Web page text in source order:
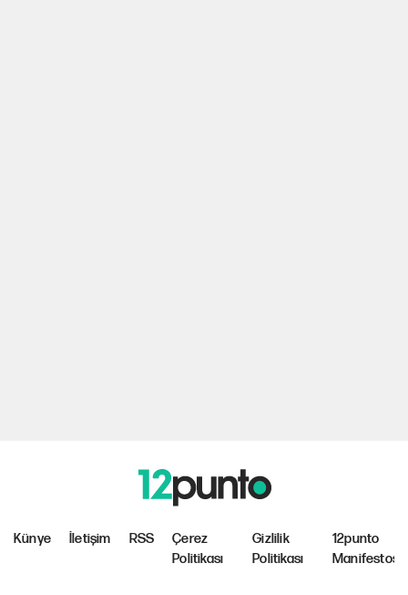
Künye İletişim RSS
Çerez
Politikası
Gizlilik
Politikası
12punto
Manifestosu